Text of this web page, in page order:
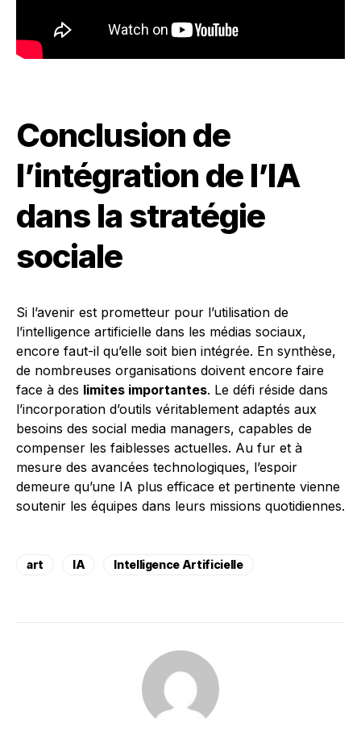
Conclusion de
l’intégration de l’IA
dans la stratégie
sociale
Si l’avenir est prometteur pour l’utilisation de
l’intelligence artificielle dans les médias sociaux,
encore faut-il qu’elle soit bien intégrée. En synthèse,
de nombreuses organisations doivent encore faire
face à des limites importantes. Le défi réside dans
l’incorporation d’outils véritablement adaptés aux
besoins des social media managers, capables de
compenser les faiblesses actuelles. Au fur et à
mesure des avancées technologiques, l’espoir
demeure qu’une IA plus efficace et pertinente vienne
soutenir les équipes dans leurs missions quotidiennes.
art IA Intelligence Artificielle